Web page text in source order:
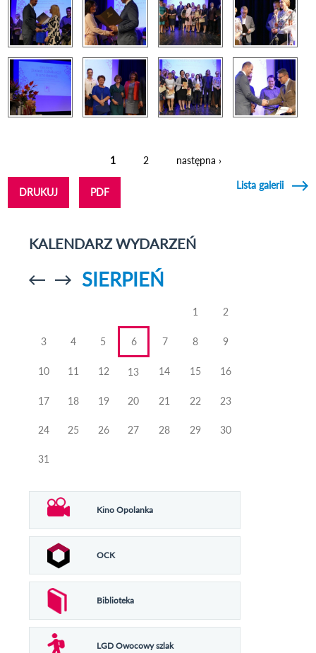
Strony
1 2 następna ›
DRUKUJ PDF
Lista galerii
KALENDARZ WYDARZEŃ
Przejdź doPrzejdź do
SIERPIEŃ
1 2
3 4 5 6 7 8 9
10 11 12 13 14 15 16
17 18 19 20 21 22 23
24 25 26 27 28 29 30
31
Kino Opolanka
OCK
Biblioteka
LGD Owocowy szlak